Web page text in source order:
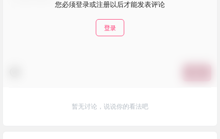
您必须登录或注册以后才能发表评论
登录
暂无讨论，说说你的看法吧